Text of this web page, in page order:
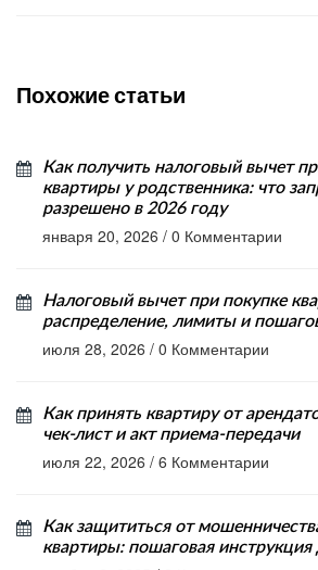
Похожие статьи
Как получить налоговый вычет
квартиры у родственника: что
разрешено в 2026 году
января 20, 2026 / 0 Комментарии
Налоговый вычет при покупке
распределение, лимиты и
июля 28, 2026 / 0 Комментарии
Как принять квартиру от
чек-лист и акт приема-передачи
июля 22, 2026 / 6 Комментарии
Как защититься от
квартиры: пошаговая инструкция